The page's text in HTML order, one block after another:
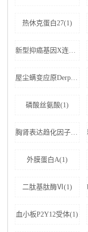
热休克蛋白27(1)
新型抑癌基因X连锁凋亡抑制蛋白相关因子-1(1)
屋尘螨变应原Derp1 IgE抗体(1)
磷酸丝氨酸(1)
胸肾表达趋化因子(1)
外膜蛋白A(1)
二肽基肽酶Ⅵ(1)
血小板P2Y12受体(1)